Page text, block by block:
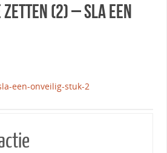
zetten (2) – sla een
een-onveilig-stuk-2